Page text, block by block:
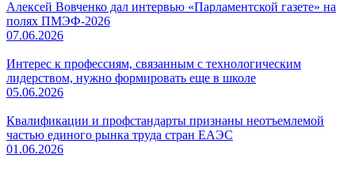
Алексей Вовченко дал интервью «Парламентской газете» на
полях ПМЭФ-2026
07.06.2026
Интерес к профессиям, связанным с технологическим
лидерством, нужно формировать еще в школе
05.06.2026
Квалификации и профстандарты признаны неотъемлемой
частью единого рынка труда стран ЕАЭС
01.06.2026